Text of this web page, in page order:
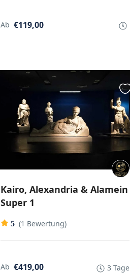
Ab €119,00
Kairo, Alexandria & Alamein
Super 1
5 (1 Bewertung)
Ab €419,00 3 Tage